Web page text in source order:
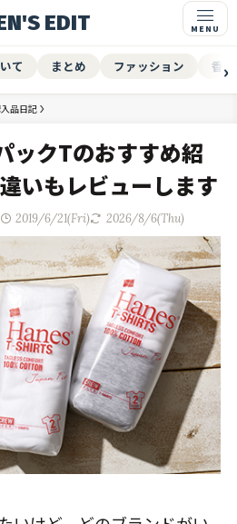
EDIT
て まとめ ファッション 香水
品日記
ックTのおすすめ紹
いもレビューします
2019/6/21(Fri) 2026/8/6(Thu)